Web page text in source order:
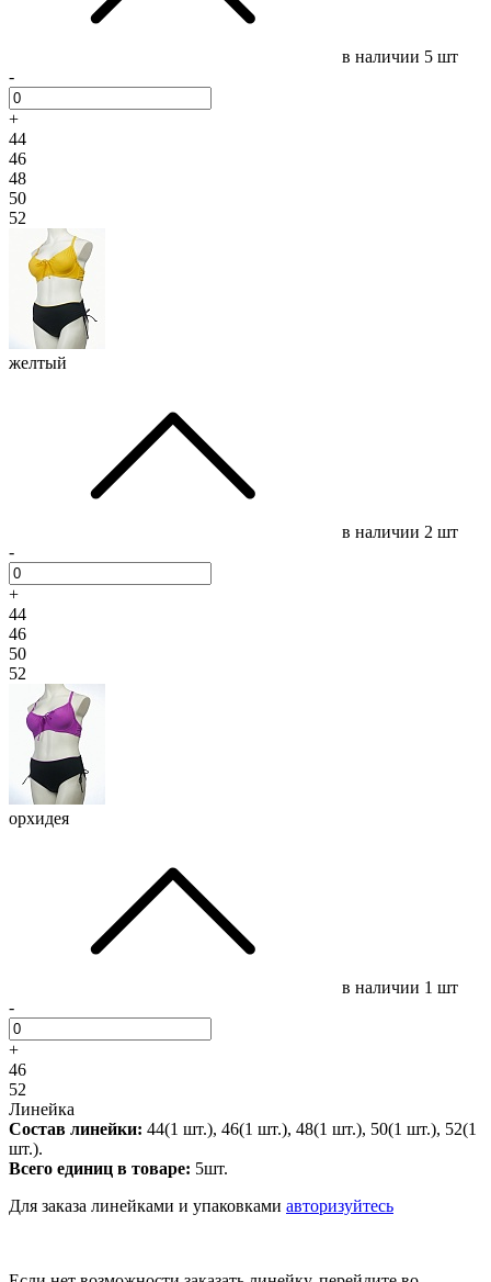
в наличии 5 шт
-
+
44
46
48
50
52
желтый
в наличии 2 шт
-
+
44
46
50
52
орхидея
в наличии 1 шт
-
+
46
52
Линейка
Состав линейки: 44(1 шт.), 46(1 шт.), 48(1 шт.), 50(1 шт.), 52(1
шт.).
Всего единиц в товаре: 5шт.
Для заказа линейками и упаковками авторизуйтесь